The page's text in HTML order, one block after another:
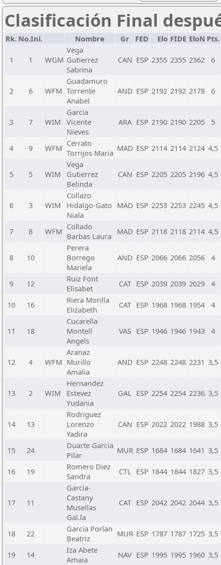
Clasificación Final
Rk. No.Ini. Nombre Gr FED Elo FIDE EloN Pts.
1 1 WGM
Vega
Gutierrez
Sabrina
CAN ESP 2355 2355 2362 6
2 6 WFM
Guadamuro
Torrente
Anabel
AND ESP 2192 2192 2178 6
3 7 WIM
Garcia
Vicente
Nieves
ARA ESP 2190 2190 2205 5
4 9 WFM Cerrato
Torrijos Maria MAD ESP 2114 2114 2124 4,5
5 5 WIM
Vega
Gutierrez
Belinda
CAN ESP 2205 2205 2196 4,5
6 3 WIM
Collazo
Hidalgo-Gato
Niala
MAD ESP 2253 2253 2245 4,5
7 8 WFM Collado
Barbas Laura
MAD ESP 2118 2118 2114 4,5
8 10
Perera
Borrego
Mariela
AND ESP 2066 2066 2056 4
9 12
Ruiz Font
Elisabet
CAT ESP 2039 2039 2029 4
10 16
Riera Morilla
Elizabeth
CAT ESP 1968 1968 1954 4
11 18
Cucarella
Montell
Angels
VAS ESP 1946 1946 1943 4
12 4 WFM
Aranaz
Murillo
Amalia
AND ESP 2248 2248 2231 3,5
13 2 WIM
Hernandez
Estevez
Yudania
GAL ESP 2254 2254 2236 3,5
14 13
Rodriguez
Lorenzo
Yadira
CAN ESP 2022 2022 1988 3,5
15 24
Duarte Garcia
Pilar
MUR ESP 1684 1684 1641 3,5
16 19
Romero Diez
Sandra
CTL ESP 1844 1844 1827 3,5
17 11
Garcia-
Castany
Musellas
Gal.la
CAT ESP 2042 2042 2044 3,5
18 22
Garcia Porlan
Beatriz
MUR ESP 1787 1787 1725 3,5
19 14
Iza Abete
Amaia
NAV ESP 1995 1995 1960 3,5